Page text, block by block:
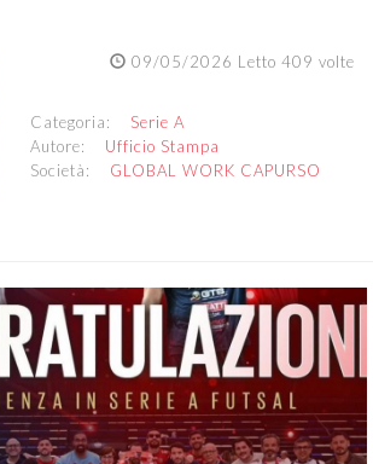
09/05/2026 Letto 409 volte
Categoria: Serie A
Autore: Ufficio Stampa
Società: GLOBAL WORK CAPURSO